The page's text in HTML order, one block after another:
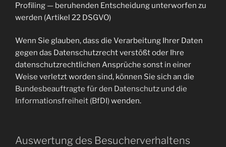
Profiling — beruhenden Entscheidung unterworfen zu
werden (Artikel 22 DSGVO)
Wenn Sie glauben, dass die Verarbeitung Ihrer Daten
gegen das Datenschutzrecht verstößt oder Ihre
datenschutzrechtlichen Ansprüche sonst in einer
Weise verletzt worden sind, können Sie sich an die
Bundesbeauftragte für den Datenschutz und die
Informationsfreiheit (BfDI)wenden.
Auswertung des Besucherverhaltens